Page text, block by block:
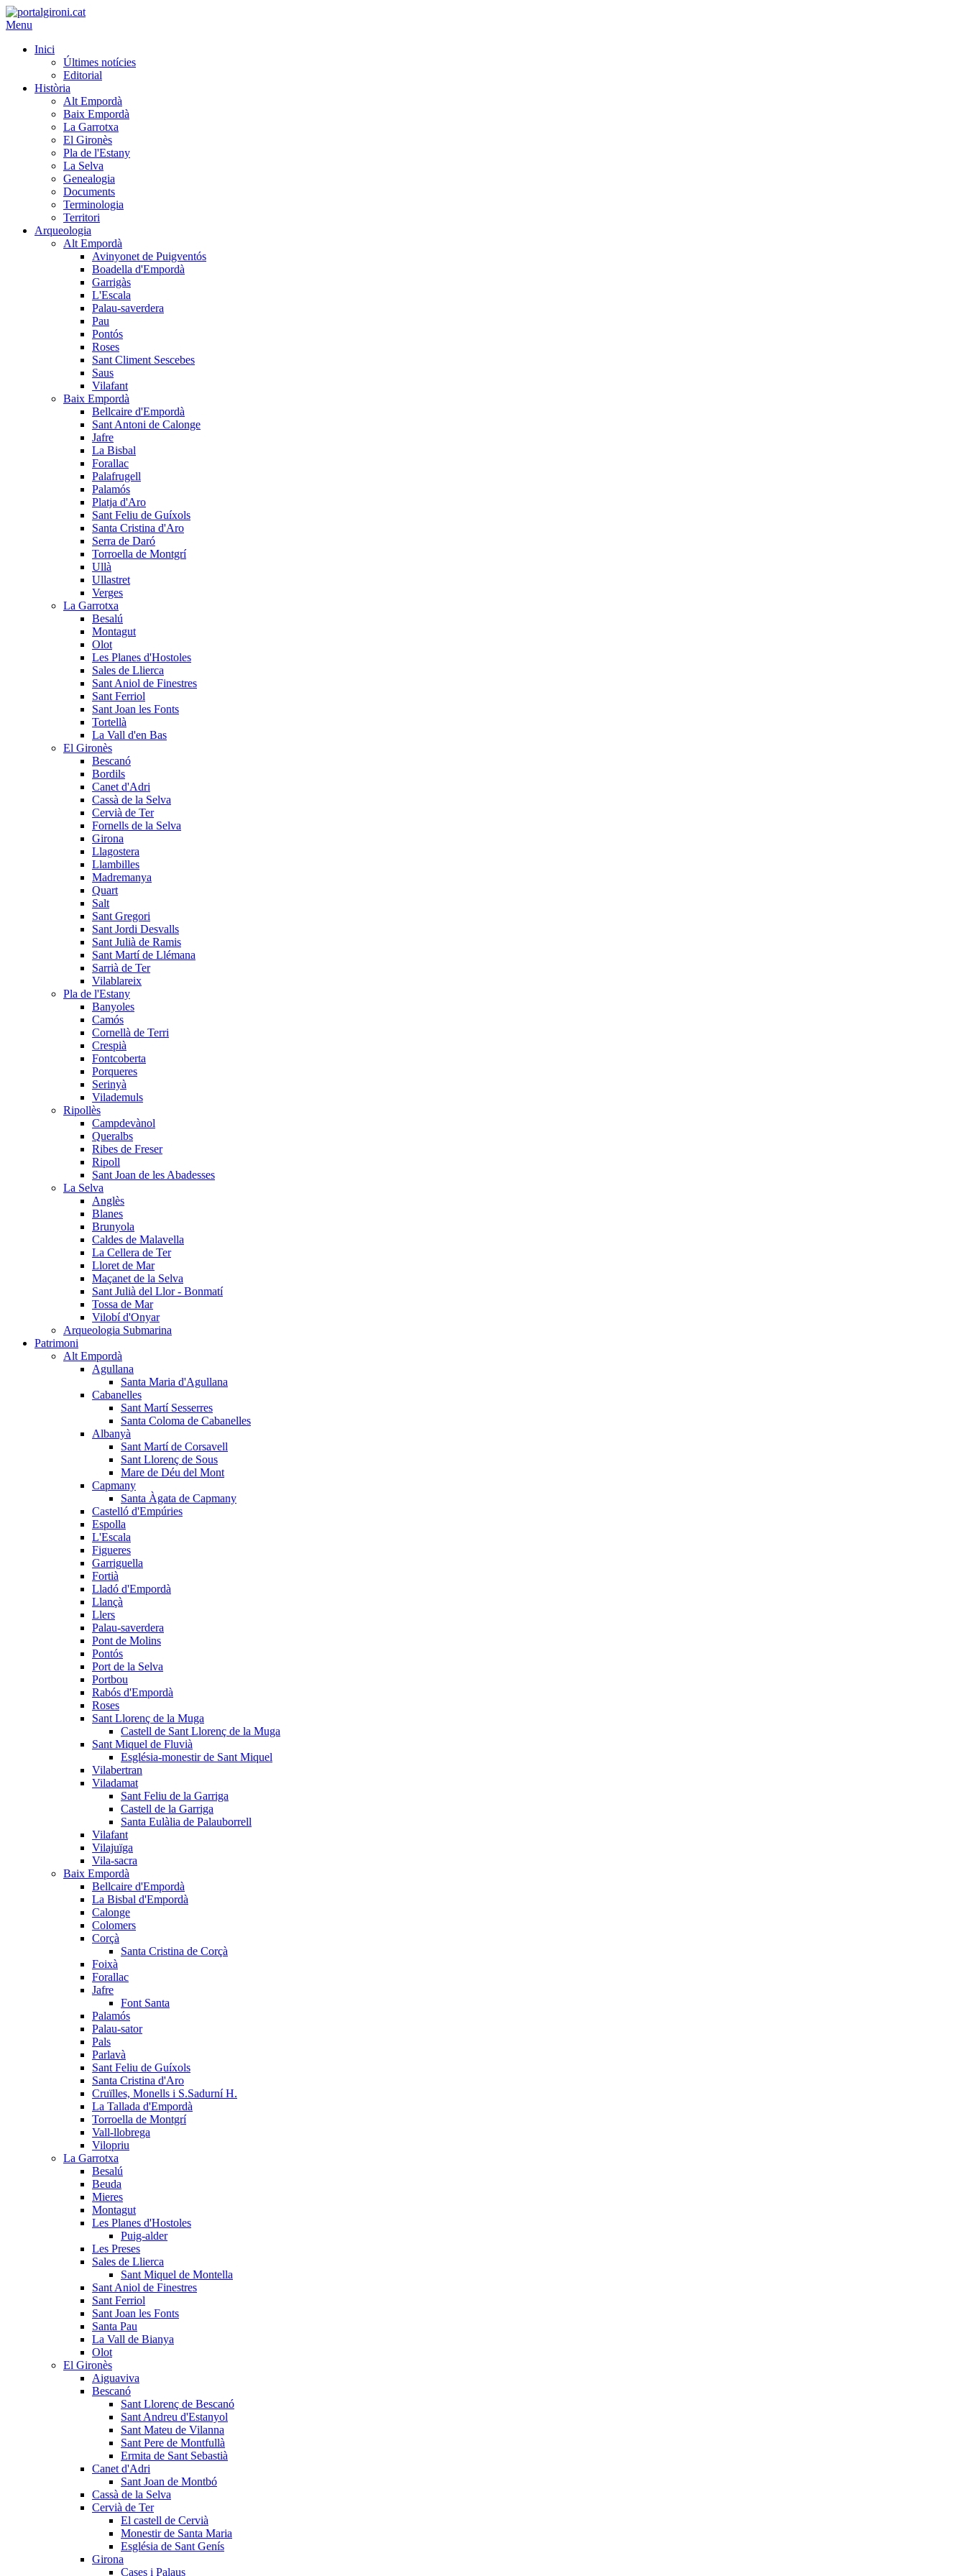
Menu
Inici
Últimes notícies
Editorial
Història
Alt Empordà
Baix Empordà
La Garrotxa
El Gironès
Pla de l'Estany
La Selva
Genealogia
Documents
Terminologia
Territori
Arqueologia
Alt Empordà
Avinyonet de Puigventós
Boadella d'Empordà
Garrigàs
L'Escala
Palau-saverdera
Pau
Pontós
Roses
Sant Climent Sescebes
Saus
Vilafant
Baix Empordà
Bellcaire d'Empordà
Sant Antoni de Calonge
Jafre
La Bisbal
Forallac
Palafrugell
Palamós
Platja d'Aro
Sant Feliu de Guíxols
Santa Cristina d'Aro
Serra de Daró
Torroella de Montgrí
Ullà
Ullastret
Verges
La Garrotxa
Besalú
Montagut
Olot
Les Planes d'Hostoles
Sales de Llierca
Sant Aniol de Finestres
Sant Ferriol
Sant Joan les Fonts
Tortellà
La Vall d'en Bas
El Gironès
Bescanó
Bordils
Canet d'Adri
Cassà de la Selva
Cervià de Ter
Fornells de la Selva
Girona
Llagostera
Llambilles
Madremanya
Quart
Salt
Sant Gregori
Sant Jordi Desvalls
Sant Julià de Ramis
Sant Martí de Llémana
Sarrià de Ter
Vilablareix
Pla de l'Estany
Banyoles
Camós
Cornellà de Terri
Crespià
Fontcoberta
Porqueres
Serinyà
Vilademuls
Ripollès
Campdevànol
Queralbs
Ribes de Freser
Ripoll
Sant Joan de les Abadesses
La Selva
Anglès
Blanes
Brunyola
Caldes de Malavella
La Cellera de Ter
Lloret de Mar
Maçanet de la Selva
Sant Julià del Llor - Bonmatí
Tossa de Mar
Vilobí d'Onyar
Arqueologia Submarina
Patrimoni
Alt Empordà
Agullana
Santa Maria d'Agullana
Cabanelles
Sant Martí Sesserres
Santa Coloma de Cabanelles
Albanyà
Sant Martí de Corsavell
Sant Llorenç de Sous
Mare de Déu del Mont
Capmany
Santa Àgata de Capmany
Castelló d'Empúries
Espolla
L'Escala
Figueres
Garriguella
Fortià
Lladó d'Empordà
Llançà
Llers
Palau-saverdera
Pont de Molins
Pontós
Port de la Selva
Portbou
Rabós d'Empordà
Roses
Sant Llorenç de la Muga
Castell de Sant Llorenç de la Muga
Sant Miquel de Fluvià
Església-monestir de Sant Miquel
Vilabertran
Viladamat
Sant Feliu de la Garriga
Castell de la Garriga
Santa Eulàlia de Palauborrell
Vilafant
Vilajuïga
Vila-sacra
Baix Empordà
Bellcaire d'Empordà
La Bisbal d'Empordà
Calonge
Colomers
Corçà
Santa Cristina de Corçà
Foixà
Forallac
Jafre
Font Santa
Palamós
Palau-sator
Pals
Parlavà
Sant Feliu de Guíxols
Santa Cristina d'Aro
Cruïlles, Monells i S.Sadurní H.
La Tallada d'Empordà
Torroella de Montgrí
Vall-llobrega
Vilopriu
La Garrotxa
Besalú
Beuda
Mieres
Montagut
Les Planes d'Hostoles
Puig-alder
Les Preses
Sales de Llierca
Sant Miquel de Montella
Sant Aniol de Finestres
Sant Ferriol
Sant Joan les Fonts
Santa Pau
La Vall de Bianya
Olot
El Gironès
Aiguaviva
Bescanó
Sant Llorenç de Bescanó
Sant Andreu d'Estanyol
Sant Mateu de Vilanna
Sant Pere de Montfullà
Ermita de Sant Sebastià
Canet d'Adri
Sant Joan de Montbó
Cassà de la Selva
Cervià de Ter
El castell de Cervià
Monestir de Santa Maria
Església de Sant Genís
Girona
Cases i Palaus